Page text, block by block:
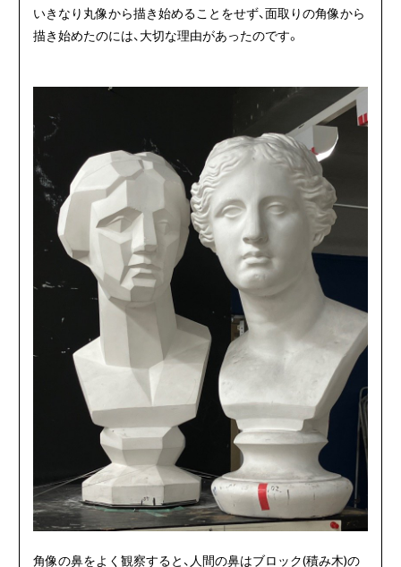
いきなり丸像から描き始めることをせず、面取りの角像から
描き始めたのには、大切な理由があったのです。
角像の鼻をよく観察すると、人間の鼻はブロック(積み木)の